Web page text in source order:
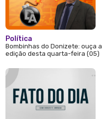
Política
Bombinhas do Donizete: ouça a
edição desta quarta-feira (05)